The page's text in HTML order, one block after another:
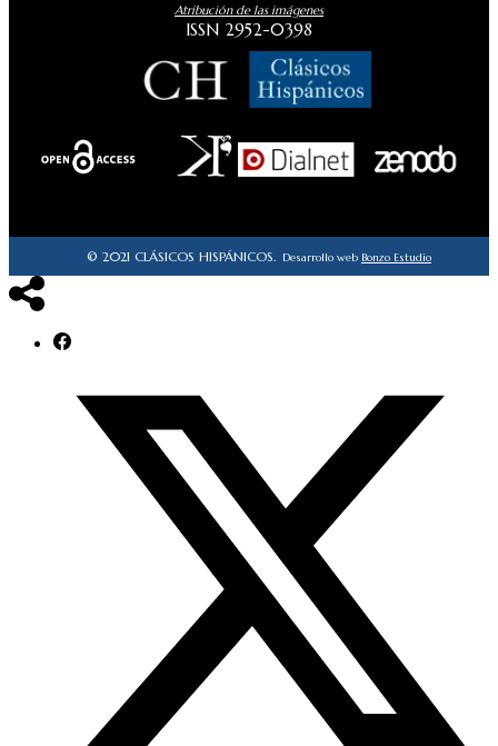
Atribución de las imágenes
ISSN 2952-0398
© 2021 CLÁSICOS HISPÁNICOS. Desarrollo web Bonzo Estudio